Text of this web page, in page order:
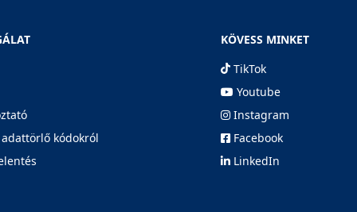
kódokról
KÖVESS MINKET
TikTok
Youtube
Instagram
Facebook
LinkedIn